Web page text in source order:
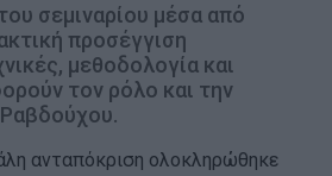
σεμιναρίου μέσα από
προσέγγιση
μεθοδολογία και
τον ρόλο και την
Ραβδούχου.
ανταπόκριση ολοκληρώθηκε